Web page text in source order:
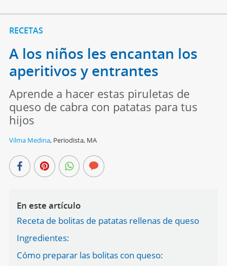
RECETAS
A los niños les encantan los
aperitivos y entrantes
Aprende a hacer estas piruletas de
queso de cabra con patatas para tus
hijos
Vilma Medina, Periodista, MA
En este artículo
Receta de bolitas de patatas rellenas de queso
Ingredientes:
Cómo preparar las bolitas con queso: